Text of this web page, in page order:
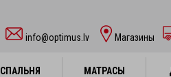
info@optimus.lv Mагазины
СПАЛЬНЯ МАТРАСЫ
СПАЛЬНЯ МАТРАСЫ